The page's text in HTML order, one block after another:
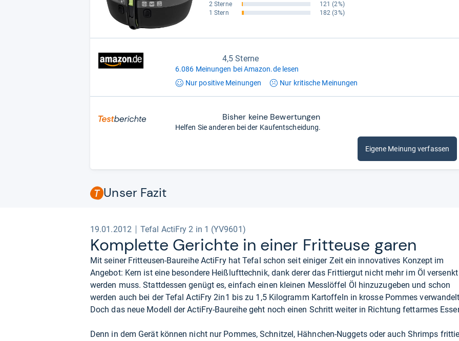
2 Sterne
121 (2%)
1 Stern
182 (3%)
4,5 Sterne
6.086 Meinungen bei Amazon.de lesen
Nur positive Meinungen Nur kritische Meinungen
Bisher keine Bewertungen
Helfen Sie anderen bei der Kaufentscheidung.
Eigene Meinung verfassen
Unser Fazit
19.01.2012 Tefal ActiFry 2 in 1 (YV9601)
Kom­plette Gerichte in einer Frit­teuse garen
Mit seiner Fritteusen-Baureihe ActiFry hat Tefal schon seit einiger Zeit ein innovatives Konzept im
Angebot: Kern ist eine besondere Heißlufttechnik, dank derer das Frittiergut nicht mehr im Öl versenkt
werden muss. Stattdessen genügt es, einfach einen kleinen Messlöffel Öl hinzuzugeben und schon
werden auch bei der Tefal ActiFry 2in1 bis zu 1,5 Kilogramm Kartoffeln in krosse Pommes
Doch das neue Modell der ActiFry-Baureihe geht noch einen Schritt weiter in Richtung fettarmes
Denn in dem Gerät können nicht nur Pommes, Schnitzel, Hähnchen-Nuggets oder auch Shrimps